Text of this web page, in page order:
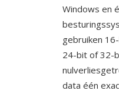
Windows en
gebruiken
24-bit of 32-
data één